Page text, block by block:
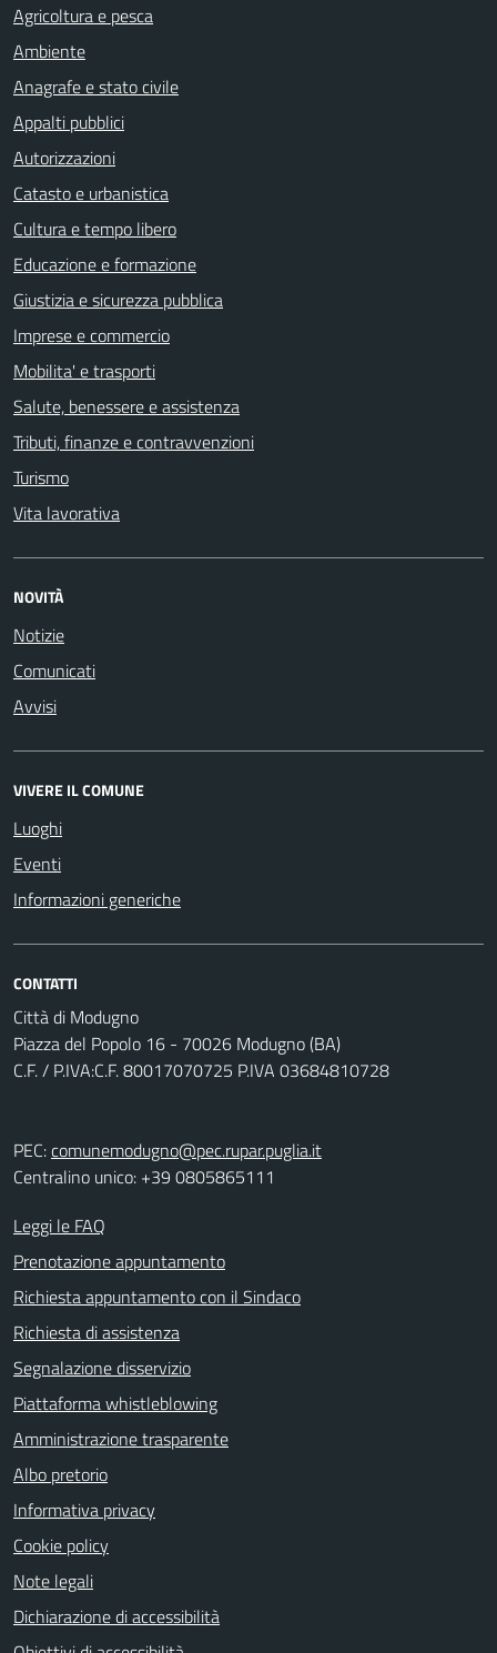
Agricoltura e pesca
Ambiente
Anagrafe e stato civile
Appalti pubblici
Autorizzazioni
Catasto e urbanistica
Cultura e tempo libero
Educazione e formazione
Giustizia e sicurezza pubblica
Imprese e commercio
Mobilita' e trasporti
Salute, benessere e assistenza
Tributi, finanze e contravvenzioni
Turismo
Vita lavorativa
NOVITÀ
Notizie
Comunicati
Avvisi
VIVERE IL COMUNE
Luoghi
Eventi
Informazioni generiche
CONTATTI
Città di Modugno
Piazza del Popolo 16 - 70026 Modugno (BA)
C.F. / P.IVA:C.F. 80017070725 P.IVA 03684810728
PEC:comunemodugno@pec.rupar.puglia.it
Centralino unico: +39 0805865111
Leggi le FAQ
Prenotazione appuntamento
Richiesta appuntamento con il Sindaco
Richiesta di assistenza
Segnalazione disservizio
Piattaforma whistleblowing
Amministrazione trasparente
Albo pretorio
Informativa privacy
Cookie policy
Note legali
Dichiarazione di accessibilità